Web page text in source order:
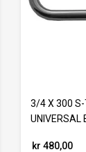
3/4 X 300
UNIVERSAL
kr 480,00